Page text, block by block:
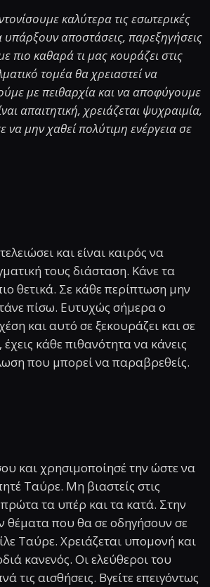
καλύτερα τις εσωτερικές
υπάρξουν αποστάσεις, παρεξηγήσεις
καθαρά τι μας κουράζει στις
τομέα θα χρειαστεί να
με πειθαρχία και να αποφύγουμε
απαιτητική, χρειάζεται ψυχραιμία,
μην χαθεί πολύτιμη ενέργεια σε
και είναι καιρός να
τους διάσταση. Κάνε τα
θετικά. Σε κάθε περίπτωση μην
πίσω. Ευτυχώς σήμερα ο
και αυτό σε ξεκουράζει και σε
κάθε πιθανότητα να κάνεις
που μπορεί να παραβρεθείς.
και χρησιμοποίησέ την ώστε να
Ταύρε. Μη βιαστείς στις
τα υπέρ και τα κατά. Στην
θέματα που θα σε οδηγήσουν σε
Ταύρε. Χρειάζεται υπομονή και
κανενός. Οι ελεύθεροι του
αισθήσεις. Βγείτε επειγόντως